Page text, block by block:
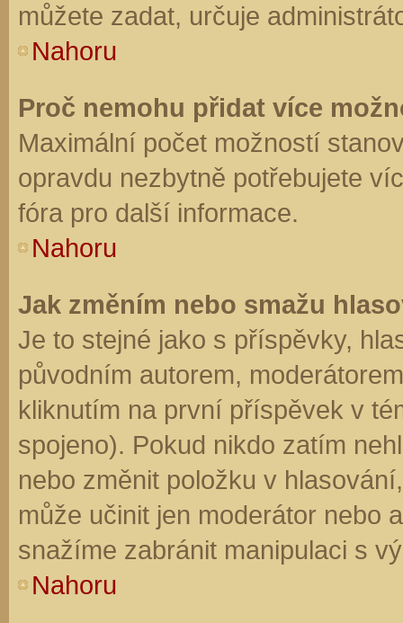
můžete zadat, určuje
Nahoru
Proč nemohu přidat více
Maximální počet možností
opravdu nezbytně potřebujete
fóra pro další informace.
Nahoru
Jak změním nebo smažu
Je to stejné jako s příspěvky,
původním autorem,
kliknutím na první příspěvek v
spojeno). Pokud nikdo zatím
nebo změnit položku v
může učinit jen moderátor nebo
snažíme zabránit manipulaci s
Nahoru